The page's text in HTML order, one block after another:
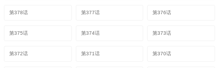
第378话 第377话 第376话
第375话 第374话 第373话
第372话 第371话 第370话